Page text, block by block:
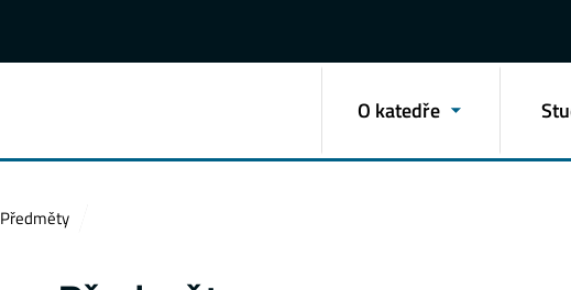
O katedře
Předměty